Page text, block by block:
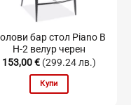
бар стол Piano B
H-2 велур черен
153,00€ (299.24 лв.)
Купи